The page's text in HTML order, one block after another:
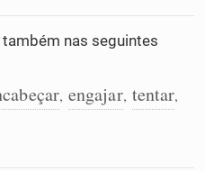
também nas seguintes
, engajar, tentar,